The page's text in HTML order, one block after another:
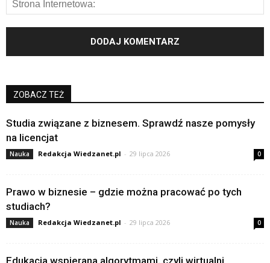
ZOBACZ TEŻ
Studia związane z biznesem. Sprawdź nasze pomysły
na licencjat
Nauka Redakcja Wiedzanet.pl - 29 lipca 2026 0
Prawo w biznesie – gdzie można pracować po tych
studiach?
Nauka Redakcja Wiedzanet.pl - 29 lipca 2026 0